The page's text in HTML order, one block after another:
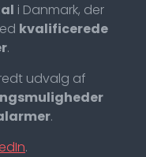
i Danmark, der
kvalificerede
.
udvalg af
.
.